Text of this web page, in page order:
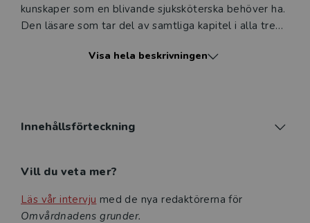
Den här produkten kan beställas av lärare på universitet
eller högskola. Om det gäller tjänsteexemplar av en
kursbok på befintlig kurslista hänvisar vi till din
kunskaper som en blivande sjuksköterska behöver ha.
Den läsare som tar del av samtliga kapitel i alla tre
och en solid grund att utgå från i det livslånga
förhållande till utbildning och praktik. Omvårdnadens
stort sett, samtliga lärosäten som utbildar
sjuksköterskor.
Visa hela beskrivningen
Innehållsförteckning
Vill du veta mer?
Läs vår intervju med de nya redaktörerna för
Omvårdnadens grunder.